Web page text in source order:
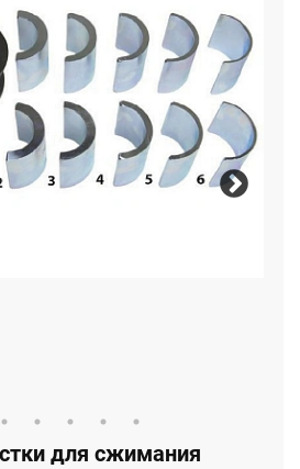
для сжимания